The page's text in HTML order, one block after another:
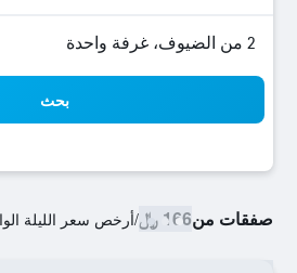
2 من الضيوف، غرفة واحدة
بحث
صفقات من166 ﷼ /أرخص سعر الليلة